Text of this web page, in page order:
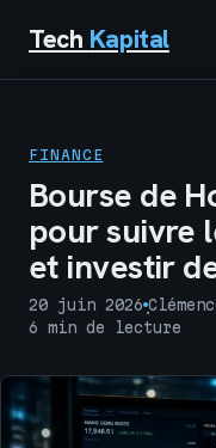
Tech Kapital
BUSINESS
MARKETING
FINANCE
Bourse de
pour suivre
et investir
20 juin 2026
·
6 min de lecture